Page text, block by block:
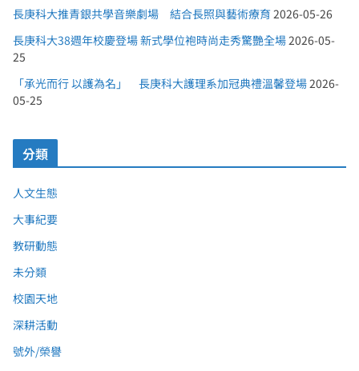
長庚科大推青銀共學音樂劇場 結合長照與藝術療育 2026-05-26
長庚科大38週年校慶登場 新式學位袍時尚走秀驚艷全場 2026-05-
25
「承光而行 以護為名」 長庚科大護理系加冠典禮溫馨登場 2026-
05-25
分類
人文生態
大事紀要
教研動態
未分類
校園天地
深耕活動
號外/榮譽